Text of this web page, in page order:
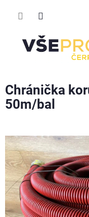
Chránička
50m/bal